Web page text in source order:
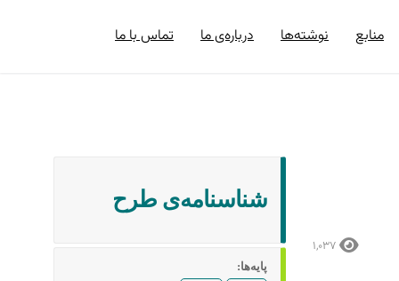
منابع نوشته‌ها درباره‌ی ما تماس با ما
۱,۰۳۷
شناسنامه‌ی طرح
پایه‌ها: